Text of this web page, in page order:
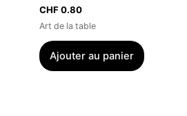
CHF0.80
Art de la table
Ajouter au panier